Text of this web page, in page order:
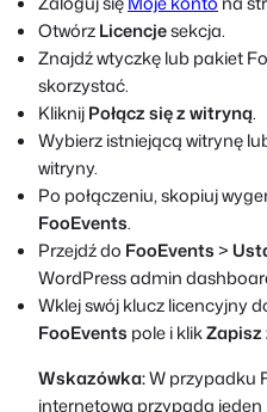
OtwórzLicencjesekcja.
Znajdź wtyczkę lub pakiet
skorzystać.
KliknijPołącz się z witryną.
Wybierz istniejącą witrynę
witryny.
Po połączeniu, skopiuj
FooEvents.
Przejdź do FooEvents>
WordPress admin
Wklej swój klucz licencyjny
FooEvents pole i klik
Wskazówka:W przypadku
internetową przypada jeden